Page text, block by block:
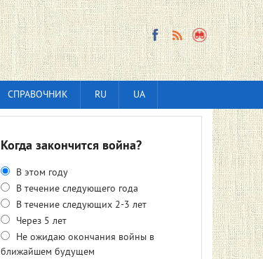
СПРАВОЧНИК RU UA
Когда закончится война?
В этом году
В течение следующего года
В течение следующих 2-3 лет
Через 5 лет
Не ожидаю окончания войны в
ближайшем будущем